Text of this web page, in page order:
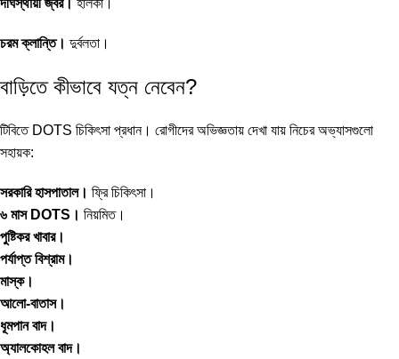
দীর্ঘস্থায়ী জ্বর। হালকা।
চরম ক্লান্তি। দুর্বলতা।
বাড়িতে কীভাবে যত্ন নেবেন?
টিবিতে DOTS চিকিৎসা প্রধান। রোগীদের অভিজ্ঞতায় দেখা যায় নিচের অভ্যাসগুলো
সহায়ক:
সরকারি হাসপাতাল। ফ্রি চিকিৎসা।
৬ মাস DOTS। নিয়মিত।
পুষ্টিকর খাবার।
পর্যাপ্ত বিশ্রাম।
মাস্ক।
আলো-বাতাস।
ধূমপান বাদ।
অ্যালকোহল বাদ।